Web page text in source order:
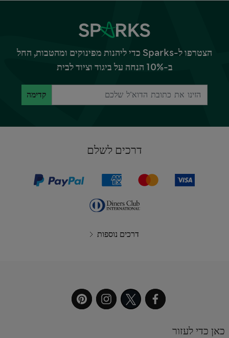
הצטרפו ל-Sparks כדי ליהנות מפינוקים ומהטבות, החל
ב-10% הנחה על ביגוד וציוד לבית
קדימה
דרכים לשלם
דרכים נוספות
כאן כדי לעזור